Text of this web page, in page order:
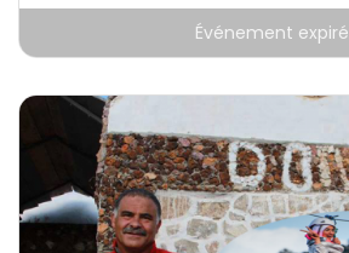
Événement expiré